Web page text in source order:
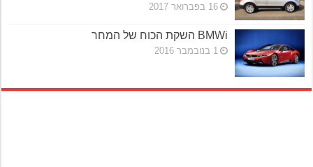
16 בפברואר 2017
BMWi השקת הכוח של המחר
1 בנובמבר 2016